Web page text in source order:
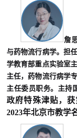
詹
与药物流⾏病学。担
学教育部重点实验室
主任，药物流⾏病学
主任委员职务。主持
政府特殊津贴，获
2023年北京市教学